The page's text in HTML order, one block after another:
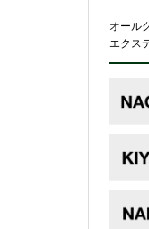
オール
エクス